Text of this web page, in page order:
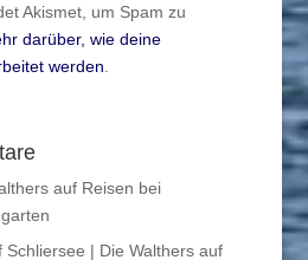
Akismet, um Spam zu
darüber, wie deine
werden.
auf Reisen bei
Schliersee | Die Walthers auf